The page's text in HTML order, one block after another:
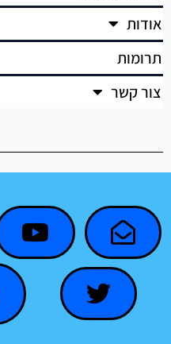
אודות
תרומות
צור קשר